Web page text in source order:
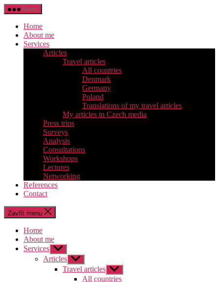
Přejít
k
obsahu
Menu
Home
About me
Services
Articles
Travel articles
All countries
Denmark
Germany
Poland
Translations of my travel articles
My articles in Czech media
Press trips
Surveys
Analysis
Consultations
Workshops
Lectures
Networking
References
Contact
Zavřít menu
Home
About me
Services Zobrazit
podmenu
Articles Zobrazit
podmenu
Travel articles Zobrazit
podmenu
All countries